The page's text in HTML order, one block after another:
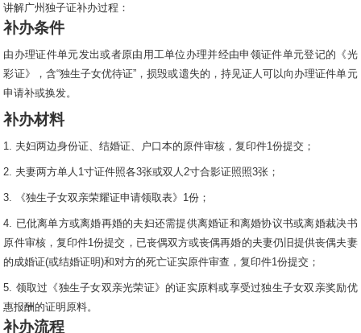
讲解广州独子证补办过程：
补办条件
由办理证件单元发出或者原由用工单位办理并经由申领证件单元登记的《光
彩证》，含“独生子女优待证”，损毁或遗失的，持见证人可以向办理证件单元
申请补或换发。
补办材料
1. 夫妇两边身份证、结婚证、户口本的原件审核，复印件1份提交；
2. 夫妻两方单人1寸证件照各3张或双人2寸合影证照照3张；
3. 《独生子女双亲荣耀证申请领取表》1份；
4. 已仳离单方或离婚再婚的夫妇还需提供离婚证和离婚协议书或离婚裁决书
原件审核，复印件1份提交，已丧偶双方或丧偶再婚的夫妻仍旧提供丧偶夫妻
的成婚证(或结婚证明)和对方的死亡证实原件审查，复印件1份提交；
5. 领取过《独生子女双亲光荣证》的证实原料或享受过独生子女双亲奖励优
惠报酬的证明原料。
补办流程